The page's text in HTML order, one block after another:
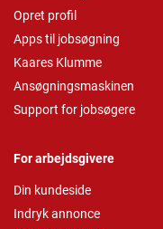
Opret profil
Apps til jobsøgning
Kaares Klumme
Ansøgningsmaskinen
Support for jobsøgere
For arbejdsgivere
Din kundeside
Indryk annonce